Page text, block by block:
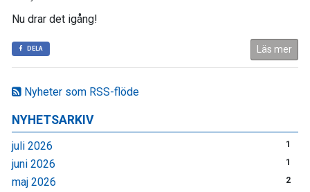
Nyheter som RSS-flöde
NYHETSARKIV
juli 2026 1
juni 2026 1
maj 2026 2
Nu drar det igång!
DELA Läs mer